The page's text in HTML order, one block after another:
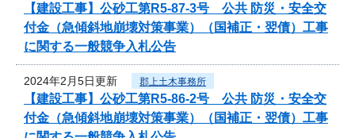
【建設工事】公砂工第R5-87-3号 公共 防災・安全交
付金（急傾斜地崩壊対策事業）（国補正・翌債）工事
に関する一般競争入札公告
2024年2月5日更新 郡上土木事務所
【建設工事】公砂工第R5-86-2号 公共 防災・安全交
付金（急傾斜地崩壊対策事業）（国補正・翌債）工事